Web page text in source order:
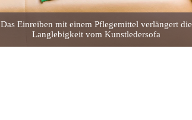
Das Einreiben mit einem Pflegemittel verlängert die
Langlebigkeit vom Kunstledersofa